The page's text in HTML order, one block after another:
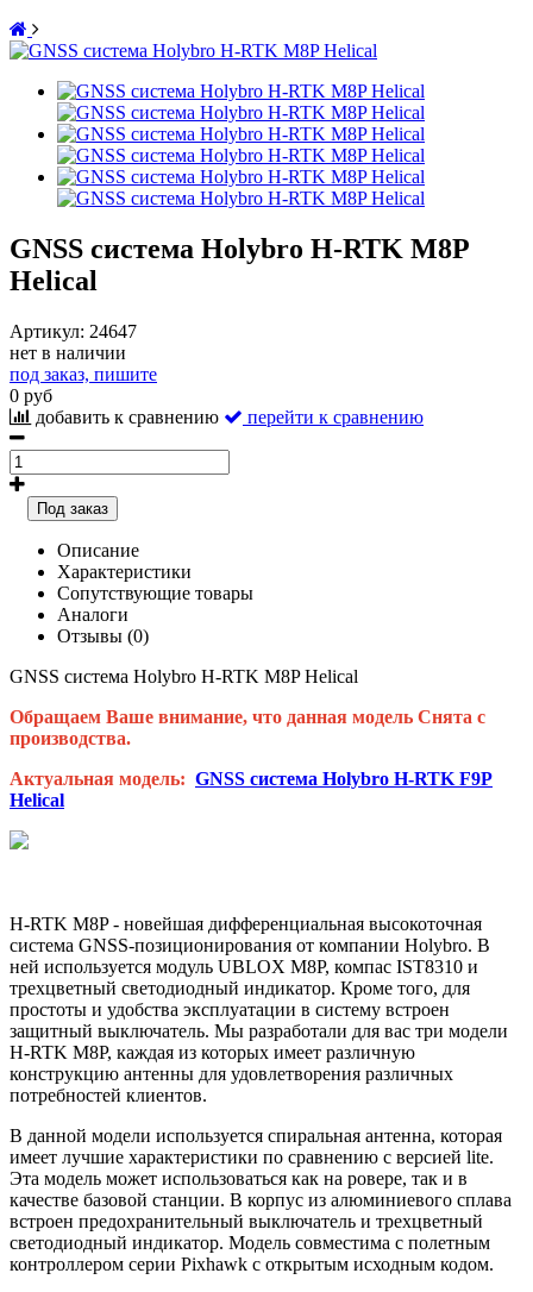
GNSS система Holybro H-RTK M8P
Helical
Артикул: 24647
нет в наличии
под заказ, пишите
0 руб
добавить к сравнению
перейти к сравнению
Под заказ
Описание
Характеристики
Сопутствующие товары
Аналоги
Отзывы (0)
GNSS система Holybro H-RTK M8P Helical
Обращаем Ваше внимание, что данная модель Снята с
производства.
Актуальная модель: GNSS система Holybro H-RTK F9P
Helical
H-RTK M8P - новейшая дифференциальная высокоточная
система GNSS-позиционирования от компании Holybro. В
ней используется модуль UBLOX M8P, компас IST8310 и
трехцветный светодиодный индикатор. Кроме того, для
простоты и удобства эксплуатации в систему встроен
защитный выключатель. Мы разработали для вас три модели
H-RTK M8P, каждая из которых имеет различную
конструкцию антенны для удовлетворения различных
потребностей клиентов.
В данной модели используется спиральная антенна, которая
имеет лучшие характеристики по сравнению с версией lite.
Эта модель может использоваться как на ровере, так и в
качестве базовой станции. В корпус из алюминиевого сплава
встроен предохранительный выключатель и трехцветный
светодиодный индикатор. Модель совместима с полетным
контроллером серии Pixhawk с открытым исходным кодом.